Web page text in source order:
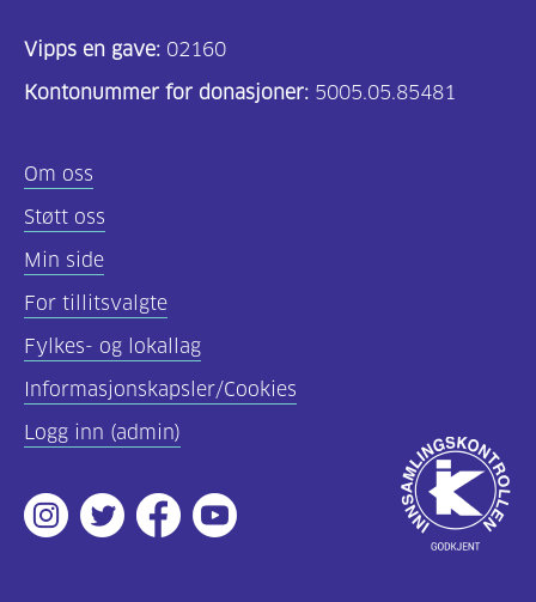
helsepersonell
(157)
innhold
(59)
Diabetes
type
1
(43)
Diabetes
2
Vipps en gave: 02160
Kontonummer for donasjoner: 5005.05.85481
Om oss
Støtt oss
Min side
For tillitsvalgte
Fylkes- og lokallag
Informasjonskapsler/Cookies
Logg inn (admin)
Instagram
TwitterFacebookYoutube
Godkjent
av